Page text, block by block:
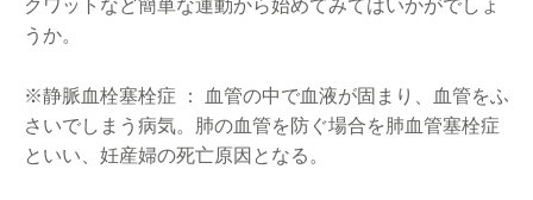
クワットなど簡単な運動から始めてみてはいかがでしょ
うか。
※静脈血栓塞栓症 ： 血管の中で血液が固まり、血管をふ
さいでしまう病気。肺の血管を防ぐ場合を肺血管塞栓症
といい、妊産婦の死亡原因となる。